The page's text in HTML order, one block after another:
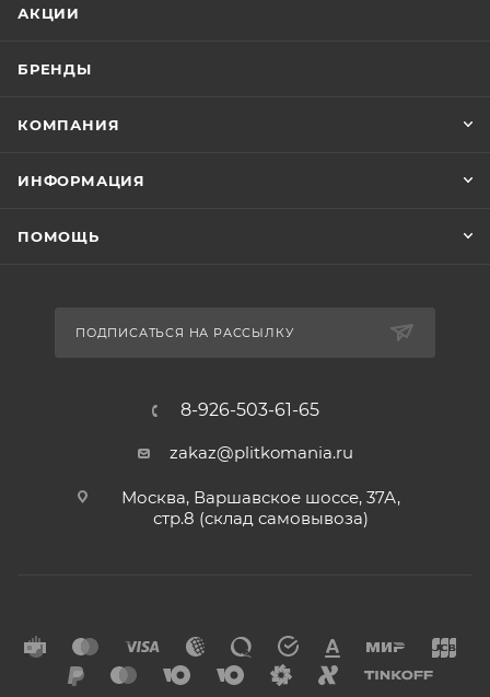
АКЦИИ
БРЕНДЫ
КОМПАНИЯ
ИНФОРМАЦИЯ
ПОМОЩЬ
ПОДПИСАТЬСЯ НА РАССЫЛКУ
8-926-503-61-65
zakaz@plitkomania.ru
Москва, Варшавское шоссе, 37А,
стр.8 (склад самовывоза)